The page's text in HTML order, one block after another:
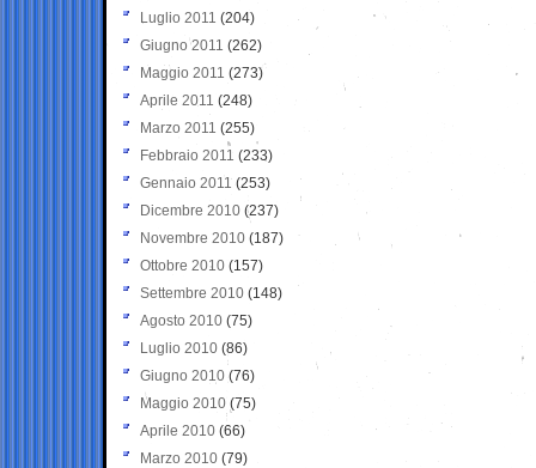
Luglio 2011 (204)
Giugno 2011 (262)
Maggio 2011 (273)
Aprile 2011 (248)
Marzo 2011 (255)
Febbraio 2011 (233)
Gennaio 2011 (253)
Dicembre 2010 (237)
Novembre 2010 (187)
Ottobre 2010 (157)
Settembre 2010 (148)
Agosto 2010 (75)
Luglio 2010 (86)
Giugno 2010 (76)
Maggio 2010 (75)
Aprile 2010 (66)
Marzo 2010 (79)